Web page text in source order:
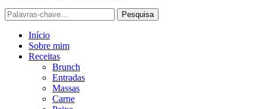
Início
Sobre mim
Receitas
Brunch
Entradas
Massas
Carne